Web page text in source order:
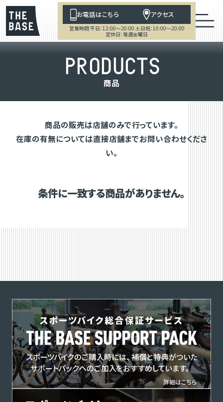
お電話はこちら アクセス
営業時間 平日：12:00～20:00 土日祝：10:00～20:00
定休日：毎週金曜日
PRODUCTS
商品
商品の販売は店舗のみで行っています。
在庫の有無については直接店舗までお問い合わせくださ
い。
条件に一致する商品がありません。